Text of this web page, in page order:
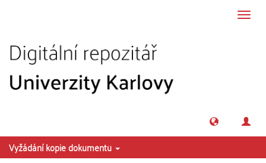
Vyžádání kopie dokumentu